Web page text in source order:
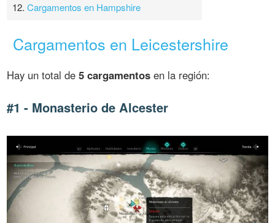
12.Cargamentos en Hampshire
Cargamentos en Leicestershire
Hay un total de5 cargamentos en la región:
#1 - Monasterio de Alcester